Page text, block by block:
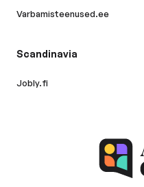
Varbamisteenused.ee
Scandinavia
Jobly.fi